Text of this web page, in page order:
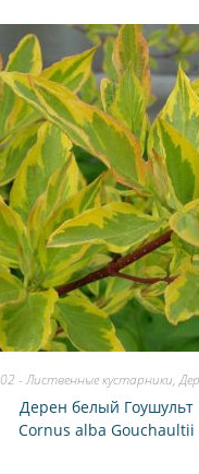
02 - Лиственные кустарники,
Дерен белый Гоушульт
Cornus alba Gouchaultii